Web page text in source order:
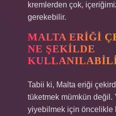
kremlerden çok,
gerekebilir.
MALTA ERIĞI
NE ŞEKILDE
Tabii ki, Malta eriği
tüketmek mümkün değil.
yiyebilmek için öncelikle